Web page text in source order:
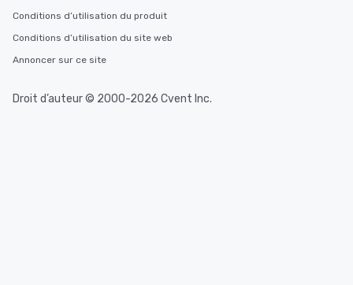
Conditions d’utilisation du produit
Conditions d’utilisation du site web
Annoncer sur ce site
Droit d’auteur © 2000-2026 Cvent Inc.